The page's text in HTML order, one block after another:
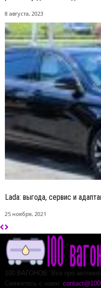
8 августа, 2023
Lada: выгода, сервис и
25 ноября, 2021
100 ВАГОНОВ. Все про
Свяжитесь с нами: